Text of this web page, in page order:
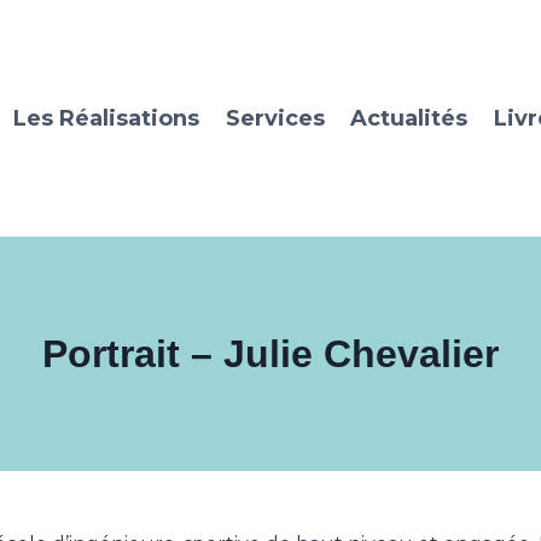
Les Réalisations Services Actualités
Portrait – Julie Chevalier